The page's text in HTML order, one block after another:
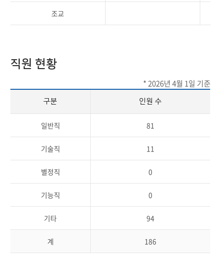
조교
직원 현황
* 2026년 4월 1일 기준
구분 인원 수
일반직 81
기술직 11
별정직 0
기능직 0
기타 94
계 186